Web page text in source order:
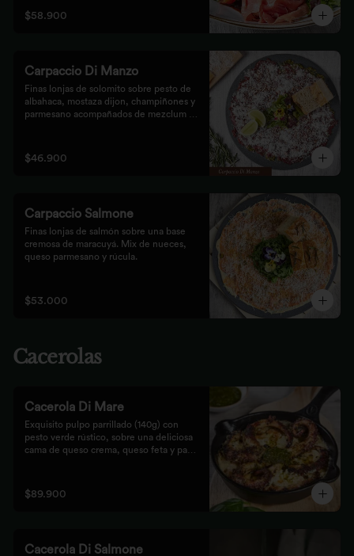
$58.900
Carpaccio Di Manzo
Finas lonjas de solomito sobre pesto de
albahaca, mostaza dijon, champiñones y
parmesano acompañados de mezclum de
$46.900
Carpaccio Salmone
Finas lonjas de salmón sobre una base
cremosa de maracuyá. Mix de nueces,
queso parmesano y rúcula.
$53.000
Cacerolas
Cacerola Di Mare
Exquisito pulpo parrillado (140g) con
pesto verde rústico, sobre una deliciosa
cama de queso crema, queso feta y papa.
$89.900
Cacerola Di Salmone